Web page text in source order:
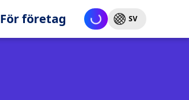
För företag SV